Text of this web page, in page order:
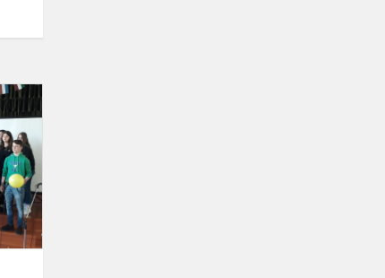
Viktorina
„Esu